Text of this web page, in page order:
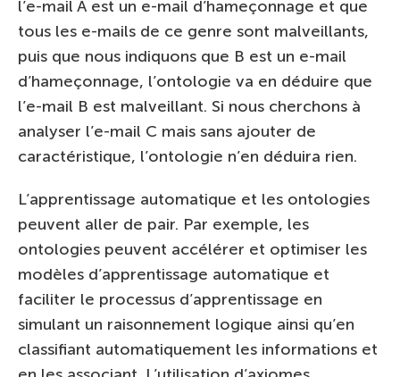
l’e-mail A est un e-mail d’hameçonnage et que
tous les e-mails de ce genre sont malveillants,
puis que nous indiquons que B est un e-mail
d’hameçonnage, l’ontologie va en déduire que
l’e-mail B est malveillant. Si nous cherchons à
analyser l’e-mail C mais sans ajouter de
caractéristique, l’ontologie n’en déduira rien.
L’apprentissage automatique et les ontologies
peuvent aller de pair. Par exemple, les
ontologies peuvent accélérer et optimiser les
modèles d’apprentissage automatique et
faciliter le processus d’apprentissage en
simulant un raisonnement logique ainsi qu’en
classifiant automatiquement les informations et